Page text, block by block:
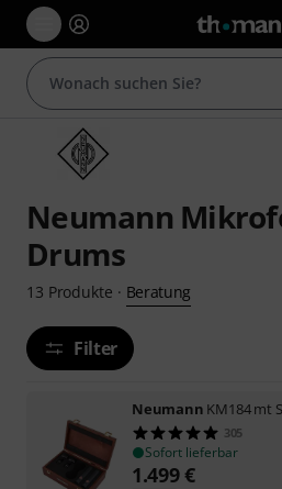
Neumann
Drums
13 Produkte · Beratung
Filter
Neumann KM184 mt
305
Sofort lieferbar
1.499€